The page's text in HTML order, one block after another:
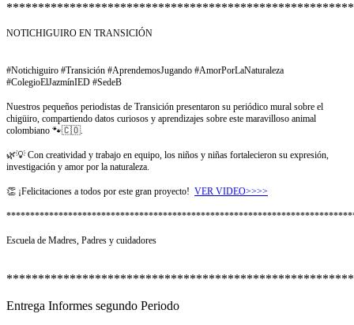
NOTICHIGUIRO EN TRANSICIÓN
#Notichiguiro #Transición #AprendemosJugando #AmorPorLaNaturaleza
#ColegioElJazmínIED #SedeB
Nuestros pequeños periodistas de Transición presentaron su periódico mural sobre el
chigüiro, compartiendo datos curiosos y aprendizajes sobre este maravilloso animal
colombiano 🐾🇨🇴.
🌿💡 Con creatividad y trabajo en equipo, los niños y niñas fortalecieron su expresión,
investigación y amor por la naturaleza.
👏 ¡Felicitaciones a todos por este gran proyecto! VER VIDEO>>>>
Escuela de Madres, Padres y cuidadores
Entrega Informes segundo Periodo